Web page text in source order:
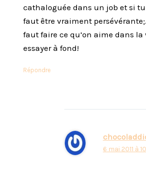
cathaloguée dans un job et si
faut être vraiment
faut faire ce qu’on aime dans
essayer à fond!
Répondre
6 mai 2011 à